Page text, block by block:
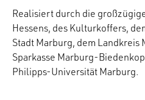
Realisiert durch die
Hessens, des Kulturkoffers,
Stadt Marburg, dem
Sparkasse Marburg-
Philipps-Universität Marburg.